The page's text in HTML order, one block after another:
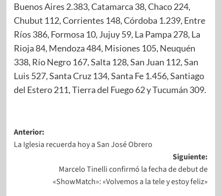
Buenos Aires 2.383, Catamarca 38, Chaco 224,
Chubut 112, Corrientes 148, Córdoba 1.239, Entre
Ríos 386, Formosa 10, Jujuy 59, La Pampa 278, La
Rioja 84, Mendoza 484, Misiones 105, Neuquén
338, Río Negro 167, Salta 128, San Juan 112, San
Luis 527, Santa Cruz 134, Santa Fe 1.456, Santiago
del Estero 211, Tierra del Fuego 62 y Tucumán 309.
Anterior:
La Iglesia recuerda hoy a San José Obrero
Siguiente:
Marcelo Tinelli confirmó la fecha de debut de
«ShowMatch»: «Volvemos a la tele y estoy feliz»